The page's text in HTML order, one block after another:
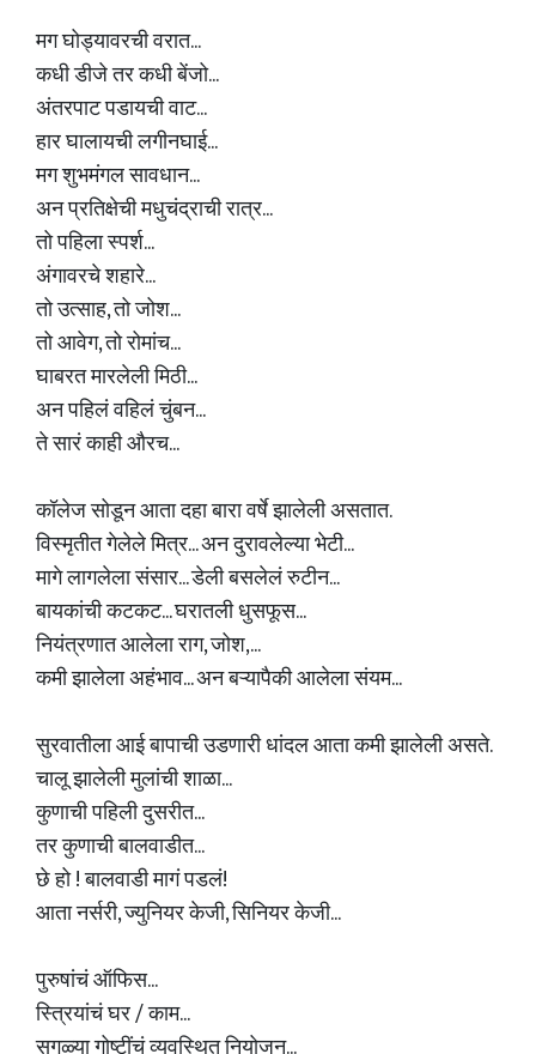
मग घोड्यावरची वरात...
कधी डीजे तर कधी बेंजो...
अंतरपाट पडायची वाट...
हार घालायची लगीनघाई...
मग शुभमंगल सावधान...
अन प्रतिक्षेची मधुचंद्राची रात्र...
तो पहिला स्पर्श...
अंगावरचे शहारे...
तो उत्साह, तो जोश...
तो आवेग, तो रोमांच...
घाबरत मारलेली मिठी...
अन पहिलं वहिलं चुंबन...
ते सारं काही औरच...
कॉलेज सोडून आता दहा बारा वर्षे झालेली असतात.
विस्मृतीत गेलेले मित्र... अन दुरावलेल्या भेटी...
मागे लागलेला संसार... डेली बसलेलं रुटीन...
बायकांची कटकट... घरातली धुसफूस...
नियंत्रणात आलेला राग, जोश,...
कमी झालेला अहंभाव... अन बऱ्यापैकी आलेला संयम...
सुरवातीला आई बापाची उडणारी धांदल आता कमी झालेली असते.
चालू झालेली मुलांची शाळा...
कुणाची पहिली दुसरीत...
तर कुणाची बालवाडीत...
छे हो ! बालवाडी मागं पडलं!
आता नर्सरी, ज्युनियर केजी, सिनियर केजी...
पुरुषांचं ऑफिस...
स्त्रियांचं घर / काम...